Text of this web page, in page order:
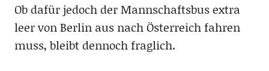
Ob dafür jedoch der Mannschaftsbus extra
leer von Berlin aus nach Österreich fahren
muss, bleibt dennoch fraglich.